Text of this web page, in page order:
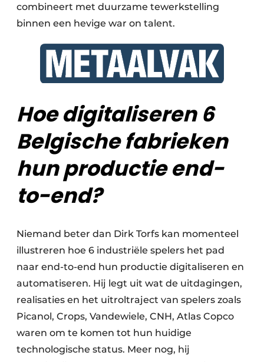
combineert met duurzame tewerkstelling
binnen een hevige war on talent.
Hoe digitaliseren 6
Belgische fabrieken
hun productie end-
to-end?
Niemand beter dan Dirk Torfs kan momenteel
illustreren hoe 6 industriële spelers het pad
naar end-to-end hun productie digitaliseren en
automatiseren. Hij legt uit wat de uitdagingen,
realisaties en het uitroltraject van spelers zoals
Picanol, Crops, Vandewiele, CNH, Atlas Copco
waren om te komen tot hun huidige
technologische status. Meer nog, hij